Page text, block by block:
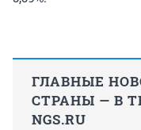
ГЛАВНЫЕ
СТРАНЫ — В
NGS.RU